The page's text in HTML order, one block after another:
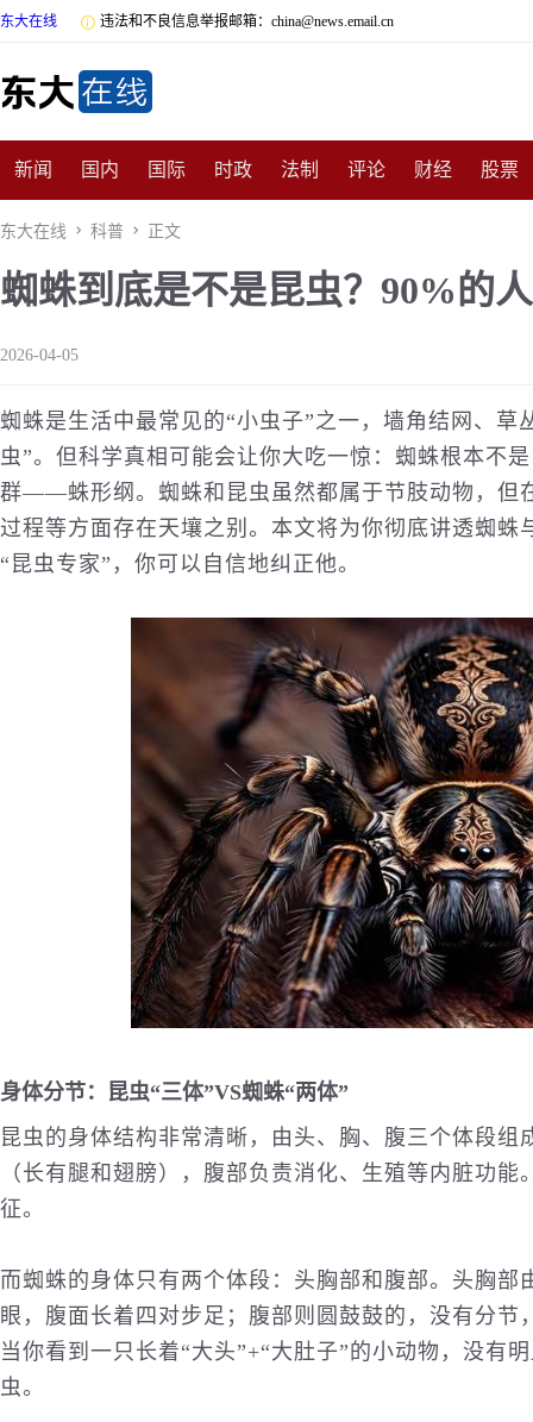
东大在线  违法和不良信息举报邮箱：china@news.email.cn
新闻 国内 国际 时政 法制 评论 财经 股票
数码 民俗 招商
非遗 公益 娱乐 游戏 影视 明星 时尚 体育
东大在线  科普  正文
蜘蛛到底是不是昆虫？90%的
2026-04-05
蜘蛛是生活中最常见的“小虫子”之一，墙角结网、草
虫”。但科学真相可能会让你大吃一惊：蜘蛛根本不
群——蛛形纲。蜘蛛和昆虫虽然都属于节肢动物，但
过程等方面存在天壤之别。本文将为你彻底讲透蜘
“昆虫专家”，你可以自信地纠正他。
身体分节：昆虫“三体”VS蜘蛛“两体”
昆虫的身体结构非常清晰，由头、胸、腹三个体段
（长有腿和翅膀），腹部负责消化、生殖等内脏功
征。
而蜘蛛的身体只有两个体段：头胸部和腹部。头胸
眼，腹面长着四对步足；腹部则圆鼓鼓的，没有分
当你看到一只长着“大头”+“大肚子”的小动物，没有
虫。